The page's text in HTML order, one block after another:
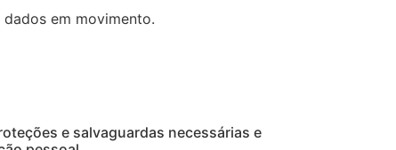
em movimento.
e salvaguardas necessárias e